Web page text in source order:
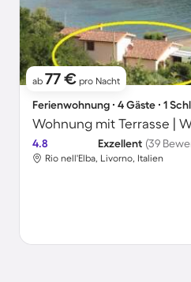
ab 77 € pro Nacht
Ferienwohnung ∙ 4 Gäste ∙ 1
Wohnung mit Terrasse |
4.8 Exzellent (39
Rio nell'Elba, Livorno, Italien